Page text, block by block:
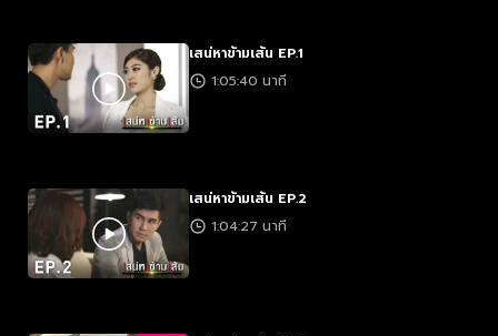
เสน่หาข้ามเส้น EP.1
1:05:40 นาที
เสน่หาข้ามเส้น EP.2
1:04:27 นาที